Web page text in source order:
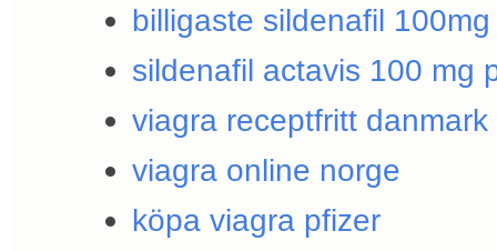
billigaste sildenafil 100mg
sildenafil actavis 100 mg
viagra receptfritt danmark
viagra online norge
köpa viagra pfizer